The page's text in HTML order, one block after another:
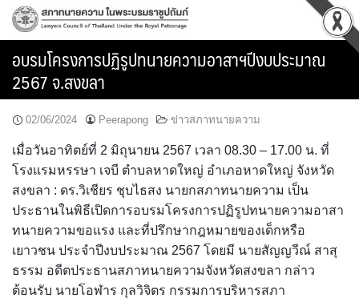
Skip
อบรมโครงการปฏิรูปทนายความอาสาฯปีงบประมาณ
2567 จ.สงขลา
02/06/2024 Peerapong ข่าวสภาทนายความ
เมื่อวันอาทิตย์ที่ 2 มิถุนายน 2567 เวลา 08.30 – 17.00 น. ที่
โรงแรมหรรษา เจบี ตำบลหาดใหญ่ อำเภอหาดใหญ่ จังหวัด
สงขลา : ดร.วิเชียร ชุบไธสง นายกสภาทนายความ เป็น
ประธานในพิธีเปิดการอบรมโครงการปฏิรูปทนายความอาสา
ทนายความขอแรง และที่ปรึกษากฎหมายของเด็กหรือ
เยาวชน ประจำปีงบประมาณ 2567 โดยมี นายสัญญวีณ์ สาสุ
ธรรม อดีตประธานสภาทนายความจังหวัดสงขลา กล่าว
ต้อนรับ นายโอฬาร กุลวิจิตร กรรมการบริหารสภา